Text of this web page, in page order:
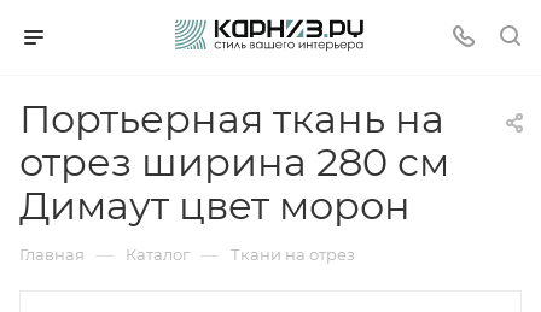
Портьерная ткань на
отрез ширина 280 см
Димаут цвет морон
Главная — Каталог — Ткани на отрез